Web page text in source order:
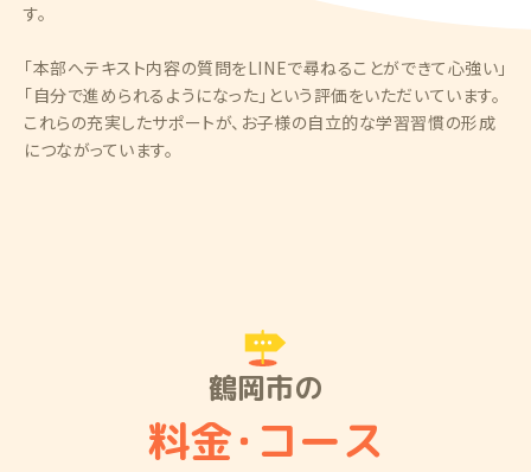
す。
「本部へテキスト内容の質問をLINEで尋ねることができて心強い」
「自分で進められるようになった」という評価をいただいています。
これらの充実したサポートが、お子様の自立的な学習習慣の形成
につながっています。
鶴岡市の
料金・コース